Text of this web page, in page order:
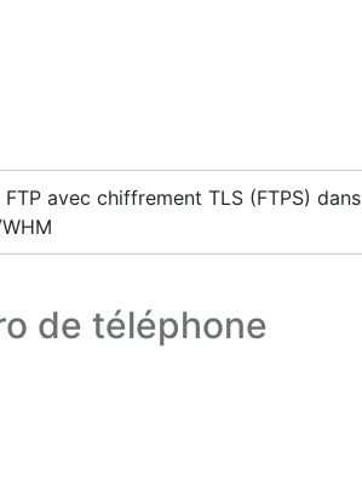
avec chiffrement TLS (FTPS) dans
de téléphone